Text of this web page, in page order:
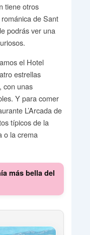
tiene otros
de Sant
podrás ver una
el Hotel
estrellas
con unas
Y para comer
L’Arcada de
típicos de la
o la crema
más bella del